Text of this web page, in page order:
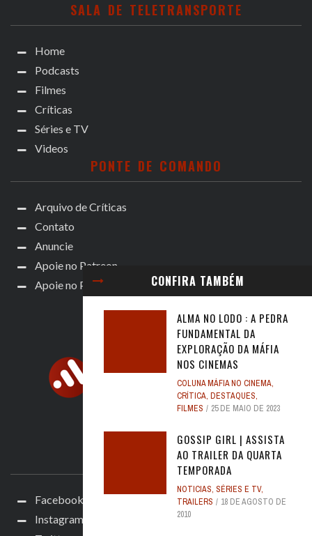
CONFIRA TAMBÉM
ALMA NO LODO : A PEDRA
FUNDAMENTAL DA
EXPLORAÇÃO DA MÁFIA
NOS CINEMAS
COLUNA MÁFIA NO CINEMA,
CRÍTICA, DESTAQUES,
FILMES
25 DE MAIO DE 2023
GOSSIP GIRL | ASSISTA
AO TRAILER DA QUARTA
TEMPORADA
NOTICIAS, SÉRIES E TV,
TRAILERS
18 DE AGOSTO DE
2010
SALA DE TELETRANSPORTE
Home
Podcasts
Filmes
Críticas
Séries e TV
Videos
PONTE DE COMANDO
Arquivo de Críticas
Contato
Anuncie
Apoie no Patreon
Apoie no Padrim!
ACOMPANHE
Facebook
Instagram